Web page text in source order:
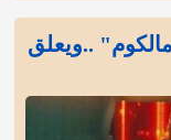
..ويعلق